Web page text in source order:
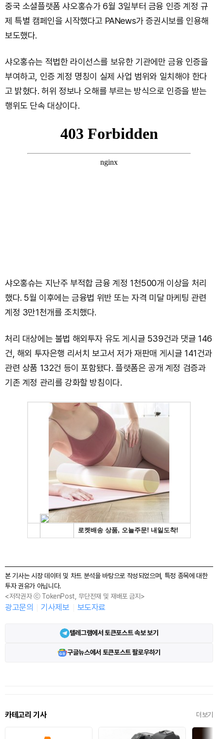
중국 소셜플랫폼 샤오홍슈가 6월 3일부터 금융 인증 계정 규
제 특별 캠페인을 시작했다고 PANews가 증권시보를 인용해
보도했다.
샤오홍슈는 적법한 라이선스를 보유한 기관에만 금융 인증을
부여하고, 인증 계정 명칭이 실제 사업 범위와 일치해야 한다
고 밝혔다. 허위 정보나 오해를 부르는 방식으로 인증을 받는
행위도 단속 대상이다.
샤오홍슈는 지난주 부적합 금융 계정 1천500개 이상을 처리
했다. 5월 이후에는 금융법 위반 또는 자격 미달 마케팅 관련
계정 3만1천개를 조치했다.
처리 대상에는 불법 해외투자 유도 게시글 539건과 댓글 146
건, 해외 투자은행 리서치 보고서 저가 재판매 게시글 141건과
관련 상품 132건 등이 포함됐다. 플랫폼은 공개 계정 검증과
기존 계정 관리를 강화할 방침이다.
본 기사는 시장 데이터 및 차트 분석을 바탕으로 작성되었으며, 특정 종목에 대한
투자 권유가 아닙니다.
<저작권자 ⓒ TokenPost, 무단전재 및 재배포 금지>
광고문의 기사제보 보도자료
텔레그램에서 토큰포스트 속보 보기
구글뉴스에서 토큰포스트 팔로우하기
카테고리 기사 더보기